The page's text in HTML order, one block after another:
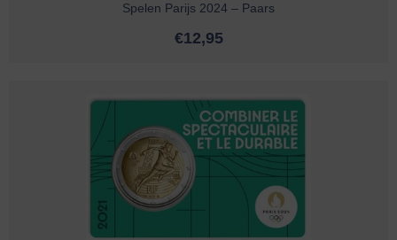
Spelen Parijs 2024 – Paars
€12,95